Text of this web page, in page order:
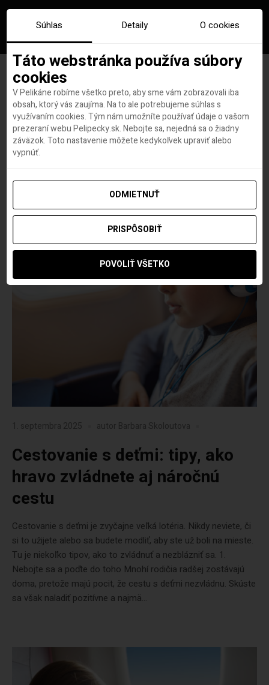
Značka:deti v lietadle
1. septembra 2025 autor Barbara Skoloutova
Cestovanie s deťmi: tipy, ako
hravo zvládnete aj náročnú
cestu
Cestovanie s deťmi je zvyčajne veľká lotéria. Nikdy neviete, či
si to užijete alebo sa budete modliť, aby ste už boli na mieste.
Tu je niekoľko tipov, ako to zvládnuť a nezblázniť sa. 1.
Nebojte sa a poďte do toho Mnohí rodičia radšej zostávajú
doma, pretože majú pocit, že cestu s deťmi nezvládnu. Skúste
sa však naladiť pozitívne a najmä...
Súhlas Detaily O cookies
Táto webstránka používa súbory
cookies
V Pelikáne robíme všetko preto, aby sme vám zobrazovali iba
obsah, ktorý vás zaujíma. Na to ale potrebujeme súhlas s
využívaním cookies. Tým nám umožníte používať údaje o vašom
prezeraní webu Pelipecky.sk. Nebojte sa, nejedná sa o žiadny
záväzok. Toto nastavenie môžete kedykoľvek upraviť alebo
vypnúť.
ODMIETNUŤ
PRISPÔSOBIŤ
POVOLIŤ VŠETKO